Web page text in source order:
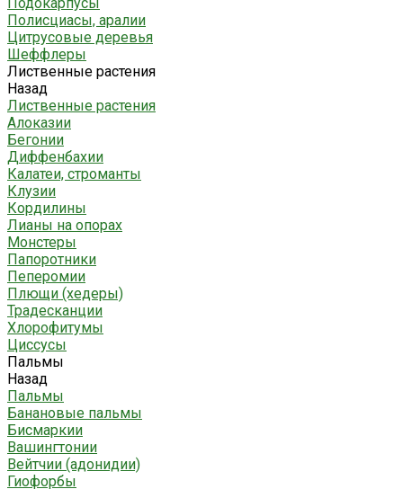
Полисциасы, аралии
Цитрусовые деревья
Шеффлеры
Лиственные растения
Назад
Лиственные растения
Алоказии
Бегонии
Диффенбахии
Калатеи, строманты
Клузии
Кордилины
Лианы на опорах
Монстеры
Папоротники
Пеперомии
Плющи (хедеры)
Традесканции
Хлорофитумы
Циссусы
Пальмы
Назад
Пальмы
Банановые пальмы
Бисмаркии
Вашингтонии
Вейтчии (адонидии)
Гиофорбы